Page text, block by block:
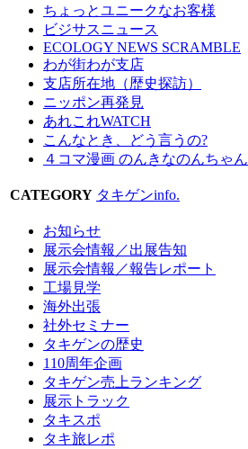
ちょっとユニークなお客様
ビジサスニュース
ECOLOGY NEWS SCRAMBLE
わが街わが支店
支店所在地（歴史探訪）
ニッポン再発見
あれこれWATCH
こんなとき、どう言うの?
４コマ漫画 のんきなのんちゃん
CATEGORY タキゲンinfo.
お知らせ
展示会情報／出展告知
展示会情報／報告レポート
工場見学
海外出張
社外セミナー
タキゲンの歴史
110周年企画
タキゲン売上ランキング
展示トラック
タキスポ
タキ旅レポ